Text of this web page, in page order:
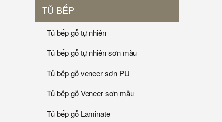
TỦ BẾP
Tủ bếp gỗ tự nhiên
Tủ bếp gỗ tự nhiên sơn màu
Tủ bếp gỗ veneer sơn PU
Tủ bếp gỗ Veneer sơn mầu
Tủ bếp gỗ Laminate